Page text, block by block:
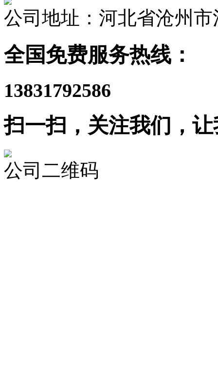
公司地址：河北省沧州
全国免费服务热线：
13831792586
扫一扫，关注我们，
公司二维码